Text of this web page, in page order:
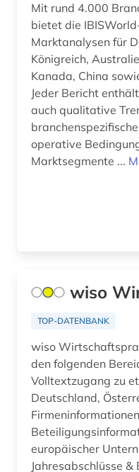
apartheid (1)
apotheke (1)
aquakultur (1)
arabisch (1)
arbeitsmedizin (1)
arbeitsrecht (1)
Nordamerika (4)
Norwegen (40)
Oesterreich (51)
Ostasien (2)
Portugal (1)
Rumänien (1)
Saarland (2)
Sachsen (5)
Mit rund 4.000
bietet die
Marktanalysen für
Königreich,
Kanada, China
Jeder Bericht
auch qualitative
operative
Marktsegmente ...
wiso
TOP-DATENBANK
wiso
den folgenden Bereichen:
Volltextzugang zu
Deutschland,
europäischer
Jahresabschlüsse